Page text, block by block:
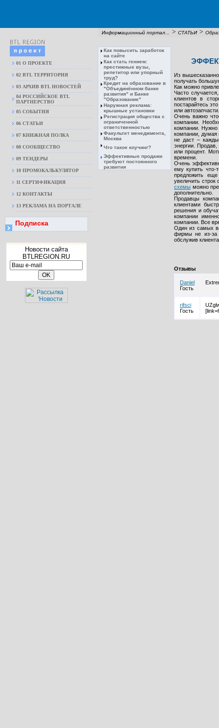
Информационный портал... > СТАТЬИ >
01 О ПРОЕКТЕ
02 BTL ТЕРРИТОРИЯ
03 АРХИВ BTL НОВОСТЕЙ
04 РОССИЙСКОЕ BTL
ПАРТНЕРСТВО
05 СОБЫТИЯ
06 СТАТЬИ
07 КНИЖНАЯ ПОЛКА
08 CООБЩЕСТВО
09 ТЕНДЕРЫ
10 ПРОМОКАЛЬКУЛЯТОР
11 СЕРТИФИКАЦИЯ
12 КОНТАКТЫ
13 РЕКЛАМА НА ПОРТАЛЕ
Подписка
Новости сайта
BTLREGION.RU
Как повысить заработок
на сайте
Как стать гением:
престижные вузы,
репетитор или упорный
труд?
Кредит на образование в
"Объединённом банке
развития" и Банке
"Образование"
Наружная реклама:
крышные установки
Регистрация общества с
ограниченной
ответственностью
Факультет менеджмента,
Москва
Что такое коучинг?
Эффективные продажи
требуют постоянного
развития
Из
получать
Как можно
Часто
клиентов в
постарайтесь
или автозапчасти.
Очень важно
компании.
компании. Нужно
компании, думая
не даст –
энергии.
или процент.
времени.
Очень
ему купить что-
предложить еще
увеличить
схемы можно
дополнительно.
Продавцы
клиентами
решения и
компании
компании. Все
Один из самых
фирмы не из-за
обслужив
Отзывы
Daniel
Гость
rifsci
Гость